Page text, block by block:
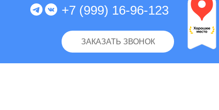
ЗАКАЗАТЬ ЗВОНОК
+7 (999) 16-96-123